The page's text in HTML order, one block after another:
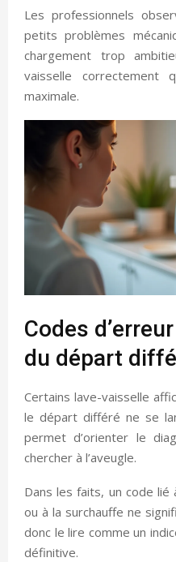
Les professionnels
petits problèmes
chargement trop
vaisselle correctement
maximale.
Codes
du départ
Certains lave-vaisselle
le départ différé ne se
permet d’orienter le
chercher à l’aveugle.
Dans les faits, un code lié
ou à la surchauffe ne
donc le lire comme un
définitive.